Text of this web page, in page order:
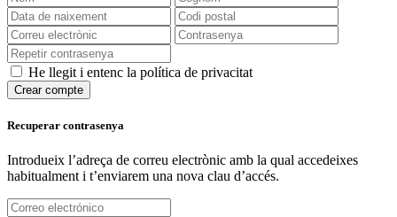
He llegit i entenc la política de privacitat
Crear compte
Recuperar contrasenya
Introdueix l’adreça de correu electrònic amb la qual accedeixes
habitualment i t’enviarem una nova clau d’accés.